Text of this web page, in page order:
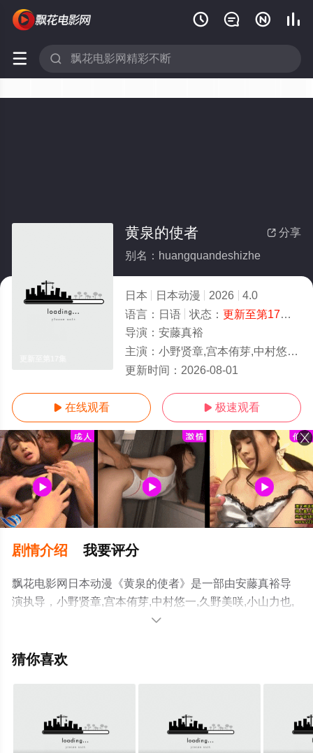
   
 
 分享
黄泉的使者
别名：huangquandeshizhe
日本 日本动漫 2026
4.0
语言： 日语 状态： 更新至第17集
导演： 安藤真裕
主演： 小野贤章,宫本侑芽,中村悠一,久野美咲,小山力也,本田贵子,岛袋美由利,诹访部顺一
更新时间： 2026-08-01
 在线观看  极速观看
剧情介绍 我要评分
飘花电影网日本动漫《黄泉的使者》是一部由安藤真裕导
演执导，小野贤章,宫本侑芽,中村悠一,久野美咲,小山力也,
本田贵子,岛袋美由利,诹访部顺一等演员精彩演绎的日本动
院，更多剧情信息可移步至豆瓣动漫、电视猫或剧情网等

猜你喜欢